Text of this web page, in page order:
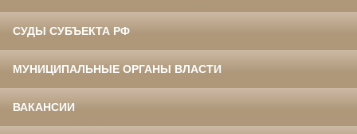
СУДЫ СУБЪЕКТА РФ
МУНИЦИПАЛЬНЫЕ ОРГАНЫ ВЛАСТИ
ВАКАНСИИ